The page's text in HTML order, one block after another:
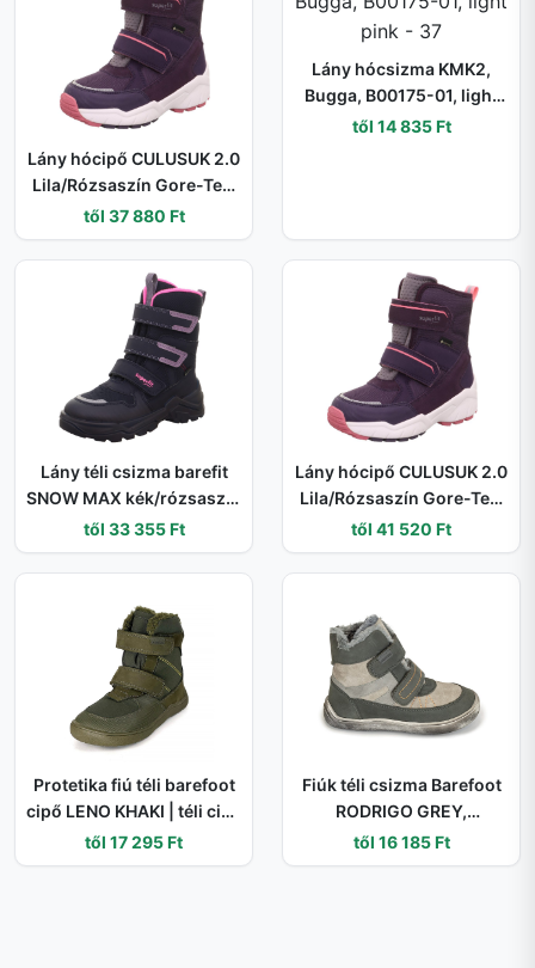
Lány hócipő CULUSUK 2.0
Lila/Rózsaszín Gore-Tex,
Superfit , 1-009173-8500
- 33
től 37 880 Ft
Lány hócsizma KMK2,
Bugga, B00175-01, light
pink - 37
től 14 835 Ft
Lány téli csizma barefit
SNOW MAX kék/rózsaszín
Gore-Tex, Superfit , 1-
002023-8020 - 32
től 33 355 Ft
Lány hócipő CULUSUK 2.0
Lila/Rózsaszín Gore-Tex,
Superfit , 1-009173-8500
- 38
től 41 520 Ft
Protetika fiú téli barefoot
cipő LENO KHAKI | téli cipő
tépőzárral és PRO-tex
membránnal | zöld
től 17 295 Ft
Fiúk téli csizma Barefoot
RODRIGO GREY,
Protestánsok, szürke - 22
től 16 185 Ft